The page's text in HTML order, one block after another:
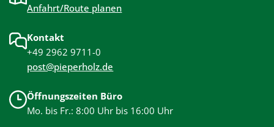
Anfahrt/Route planen
Kontakt
+49 2962 9711-0
post@pieperholz.de
Öffnungszeiten Büro
Mo. bis Fr.: 8:00 Uhr bis 16:00 Uhr